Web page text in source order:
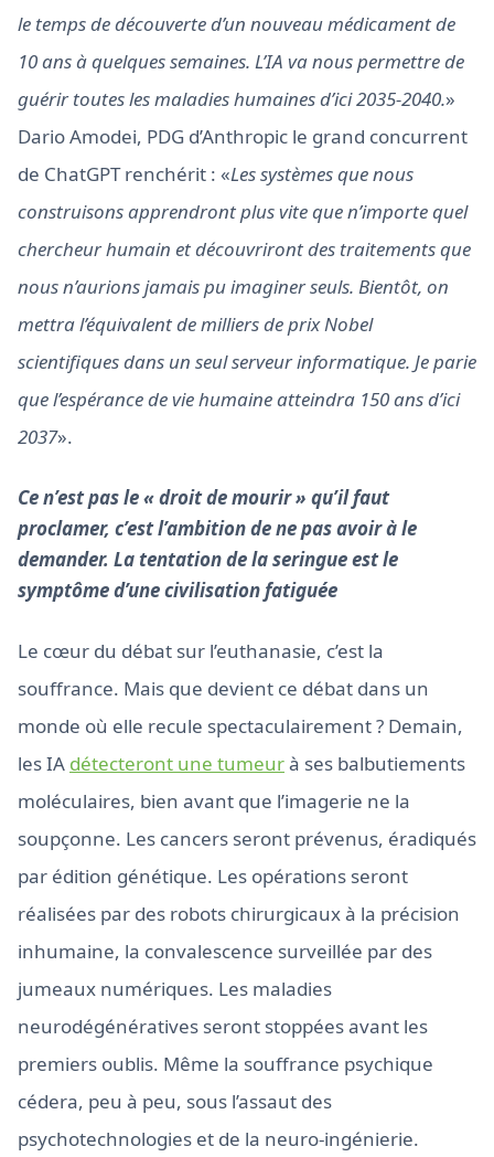
le temps de découverte d’un nouveau médicament de
10 ans à quelques semaines. L’IA va nous permettre de
guérir toutes les maladies humaines d’ici 2035-2040.»
Dario Amodei, PDG d’Anthropic le grand concurrent
de ChatGPT renchérit : «Les systèmes que nous
construisons apprendront plus vite que n’importe quel
chercheur humain et découvriront des traitements que
nous n’aurions jamais pu imaginer seuls. Bientôt, on
mettra l’équivalent de milliers de prix Nobel
scientifiques dans un seul serveur informatique. Je parie
que l’espérance de vie humaine atteindra 150 ans d’ici
2037».
Ce n’est pas le « droit de mourir » qu’il faut
proclamer, c’est l’ambition de ne pas avoir à le
demander. La tentation de la seringue est le
symptôme d’une civilisation fatiguée
Le cœur du débat sur l’euthanasie, c’est la
souffrance. Mais que devient ce débat dans un
monde où elle recule spectaculairement ? Demain,
les IA détecteront une tumeurà ses balbutiements
moléculaires, bien avant que l’imagerie ne la
soupçonne. Les cancers seront prévenus, éradiqués
par édition génétique. Les opérations seront
réalisées par des robots chirurgicaux à la précision
inhumaine, la convalescence surveillée par des
jumeaux numériques. Les maladies
neurodégénératives seront stoppées avant les
premiers oublis. Même la souffrance psychique
cédera, peu à peu, sous l’assaut des
psychotechnologies et de la neuro-ingénierie.